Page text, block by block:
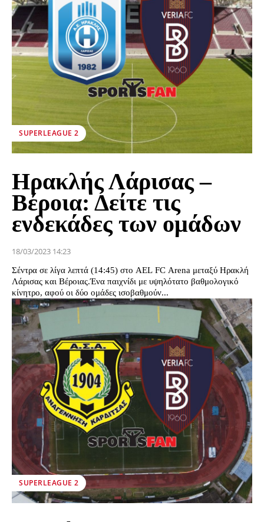
SUPERLEAGUE 2
Ηρακλής Λάρισας –
Βέροια: Δείτε τις
ενδεκάδες των ομάδων
18/03/2023 14:23
Σέντρα σε λίγα λεπτά (14:45) στο AEL FC Arena μεταξύ Ηρακλή
Λάρισας και Βέροιας.Ένα παιχνίδι με υψηλότατο βαθμολογικό
κίνητρο, αφού οι δύο ομάδες ισοβαθμούν...
SUPERLEAGUE 2